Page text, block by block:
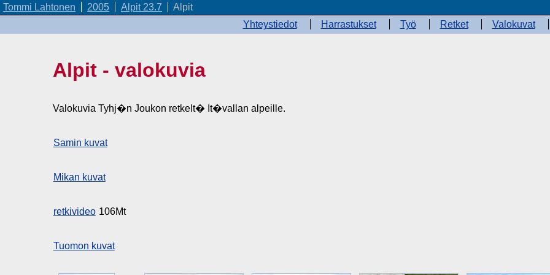
Tommi Lahtonen 2005 Alpit 23.7 Alpit
Alpit - valokuvia
Valokuvia Tyhj�n Joukon retkelt� It�vallan alpeille.
Samin kuvat
Mikan kuvat
retkivideo 106Mt
Tuomon kuvat
Yhteystiedot Harrastukset Työ Retket Valokuvat